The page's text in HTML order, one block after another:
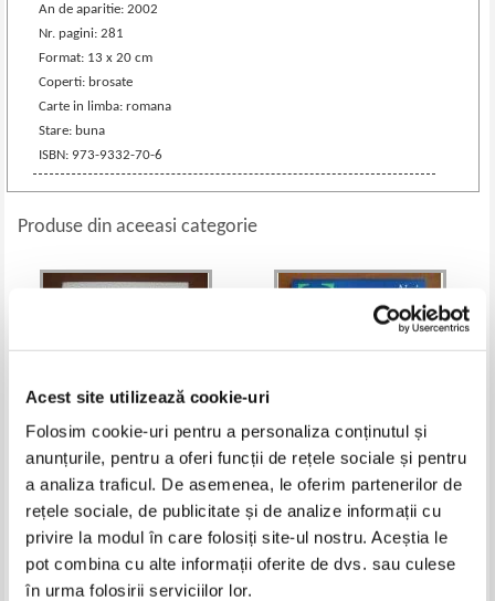
Acest site utilizează cookie-uri
Folosim cookie-uri pentru a personaliza conținutul și
anunțurile, pentru a oferi funcții de rețele sociale și pentru
a analiza traficul. De asemenea, le oferim partenerilor de
rețele sociale, de publicitate și de analize informații cu
privire la modul în care folosiți site-ul nostru. Aceștia le
pot combina cu alte informații oferite de dvs. sau culese
în urma folosirii serviciilor lor.
An de aparitie: 2002
Nr. pagini: 281
Format: 13 x 20 cm
Coperti: brosate
Carte in limba: romana
Stare: buna
ISBN: 973-9332-70-6
Produse din aceeasi categorie
Emil Cioran - Ispita de a exista Nietzsche - Noi, filologii